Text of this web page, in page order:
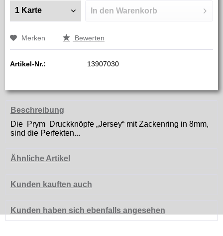
In den Warenkorb
Merken Bewerten
Artikel-Nr.: 13907030
Beschreibung
Die Prym Druckknöpfe „Jersey“ mit Zackenring in 8mm,
sind die Perfekten...
Ähnliche Artikel
Kunden kauften auch
Kunden haben sich ebenfalls angesehen